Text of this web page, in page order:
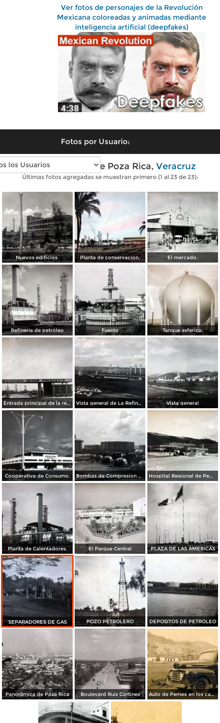
Ver fotos de personajes de la Revolución
Mexicana coloreadas y animadas mediante
inteligencia artificial (deepfakes)
Fotos por Usuario:
Fotos antiguas de Poza Rica, Veracruz
Últimas fotos agregadas se muestran primero (1 al 23 de 23):
Nuevos edificios. Planta de conservacion. El mercado.
Refinería de petróleo Fuente Tanque esferico.
Entrada principal de la refineria de Pemex. Vista general de La Refineria de Pemex. Vista general
Cooperativa de Consumo. Bombas de Compresion de mantenimiento Pemex. Hospital Regional de Pemex.
Planta de Calentadores. El Parque Central PLAZA DE LAS AMERICAS
SEPARADORES DE GAS POZO PETROLERO DEPOSITOS DE PETROLEO
Panorámica de Poza Rica Boulevard Ruiz Cortines Auto de Pemex en los campos petroleros (c. 1950)